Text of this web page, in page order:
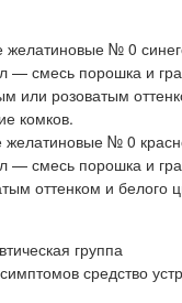
№ 0
— смесь порошка и
или розоватым
комков.
№ 0
— смесь порошка и
оттенком и белого
группа
средство